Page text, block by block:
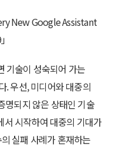
New Google Assistant
기술이 성숙되어 가는
. 우선, 미디어와 대중의
명되지 않은 상태인 기술
시작하여 대중의 기대가
실패 사례가 혼재하는